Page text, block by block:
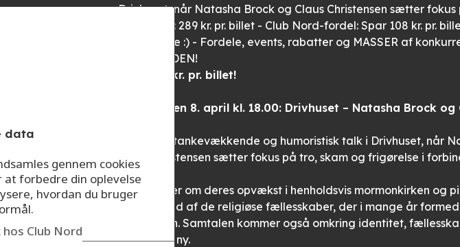
Drivhuset, når Natasha Brock og Claus Christensen sætter
normalpris: 289 kr. pr. billet - Club Nord-fordel: Spar 108 kr. pr.
du da være :) - Fordele, events, rabatter og MASSER af
HUSSTANDEN!
Spar 108 kr. pr. billet!
Onsdag den 8. april kl. 18.00: Drivhuset – Natasha Brock og
Kom til en tankevækkende og humoristisk talk i Drivhuset, når
Claus Christensen sætter fokus på tro, skam og frigørelse i
De fortæller om deres opvækst i henholdsvis mormonkirken og
om vejen ud af de religiøse fællesskaber, der i mange år
verdenssyn. Samtalen kommer også omkring identitet,
sig selv på ny.
data
gennem cookies
forbedre din oplevelse
hvordan du bruger
Club Nord